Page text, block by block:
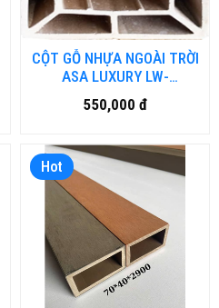
CỘT GỖ NHỰA NGOÀI TRỜI
ASA LUXURY LW-
LU150H150.DN
550,000 đ
Hot